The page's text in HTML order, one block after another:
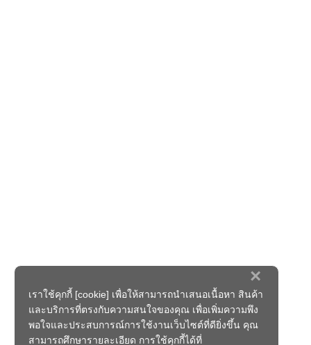
×
เราใช้คุกกี้ [cookie] เพื่อให้สามารถนำเสนอเนื้อหา สินค้า
และบริการที่ตรงกับความสนใจของคุณ เพื่อเพิ่มความพึง
พอใจและประสบการณ์การใช้งานเว็บไซต์ที่ดียิ่งขึ้น คุณ
สามารถศึกษารายละเอียด การใช้คุกกี้ได้ที่